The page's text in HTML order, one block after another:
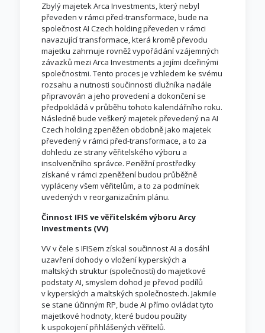
Zbylý majetek Arca Investments, který nebyl
převeden v rámci před-transformace, bude na
společnost AI Czech holding převeden v rámci
navazující transformace, která kromě převodu
majetku zahrnuje rovněž vypořádání vzájemných
závazků mezi Arca Investments a jejími dceřinými
společnostmi. Tento proces je vzhledem ke svému
rozsahu a nutnosti součinnosti dlužníka nadále
připravován a jeho provedení a dokončení se
předpokládá v průběhu tohoto kalendářního roku.
Následně bude veškerý majetek převedený na AI
Czech holding zpeněžen obdobně jako majetek
převedený v rámci před-transformace, a to za
dohledu ze strany věřitelského výboru a
insolvenčního správce. Peněžní prostředky
získané v rámci zpeněžení budou průběžně
vypláceny všem věřitelům, a to za podmínek
uvedených v reorganizačním plánu.
Činnost IFIS ve věřitelském výboru Arcy
Investments (VV)
VV v čele s IFISem získal součinnost AI a dosáhl
uzavření dohody o vložení kyperských a
maltských struktur (společností) do majetkové
podstaty AI, smyslem dohod je převod podílů
v kyperských a maltských společnostech. Jakmile
se stane účinným RP, bude AI přímo ovládat tyto
majetkové hodnoty, které budou použity
k uspokojení přihlášených věřitelů.